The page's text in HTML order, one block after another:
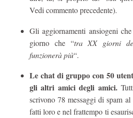
Vedi commento precedente).
Gli aggiornamenti ansiogeni
giorno che “tra XX giorni
funzionerà più“.
Le chat di gruppo con 50
gli altri amici degli amici.
scrivono 78 messaggi di spam
fatti loro e nel frattempo ti